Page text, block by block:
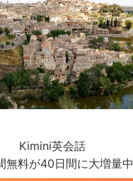
Kimini英会話
無料が40日間に大増量中